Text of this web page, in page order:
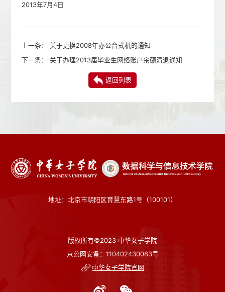
2013年7月4日
上一条： 关于更换2008年办公台式机的通知
下一条： 关于办理2013届毕业生网络账户余额清退通知
返回列表
地址：北京市朝阳区育慧东路1号（100101）
版权所有©2023 中华女子学院
京公网安备：110402430083号
中华女子学院官网